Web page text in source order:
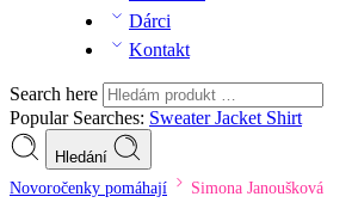
Dárci
Kontakt
Search here
Popular Searches: SweaterJacket Shirt
Hledání
Novoročenky pomáhají Simona Janoušková